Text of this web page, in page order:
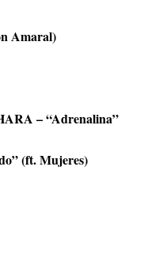
Amaral)
– “Adrenalina”
(ft. Mujeres)